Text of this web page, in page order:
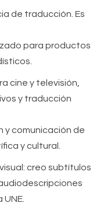
de traducción. Es
para productos
cine y televisión,
y traducción
y comunicación de
y cultural.
creo subtítulos